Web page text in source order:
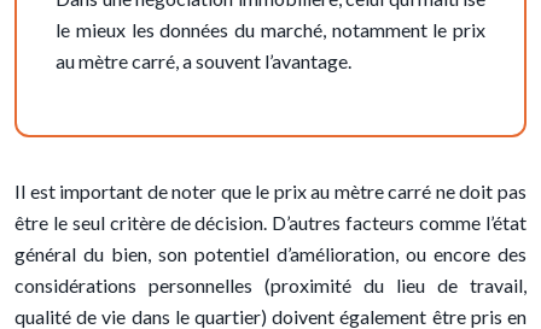
le mieux les données du marché, notamment le prix
au mètre carré, a souvent l’avantage.
Il est important de noter que le prix au mètre carré ne doit pas
être le seul critère de décision. D’autres facteurs comme l’état
général du bien, son potentiel d’amélioration, ou encore des
considérations personnelles (proximité du lieu de travail,
qualité de vie dans le quartier) doivent également être pris en